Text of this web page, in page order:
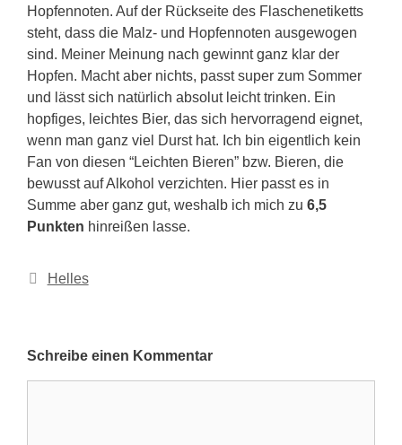
Hopfennoten. Auf der Rückseite des Flaschenetiketts
steht, dass die Malz- und Hopfennoten ausgewogen
sind. Meiner Meinung nach gewinnt ganz klar der
Hopfen. Macht aber nichts, passt super zum Sommer
und lässt sich natürlich absolut leicht trinken. Ein
hopfiges, leichtes Bier, das sich hervorragend eignet,
wenn man ganz viel Durst hat. Ich bin eigentlich kein
Fan von diesen “Leichten Bieren” bzw. Bieren, die
bewusst auf Alkohol verzichten. Hier passt es in
Summe aber ganz gut, weshalb ich mich zu 6,5
Punkten hinreißen lasse.
Kategorien
Helles
Schreibe einen Kommentar